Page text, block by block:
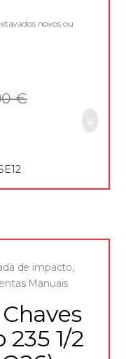
novos ou
novo.
€
de impacto,
Manuais
235 1/2